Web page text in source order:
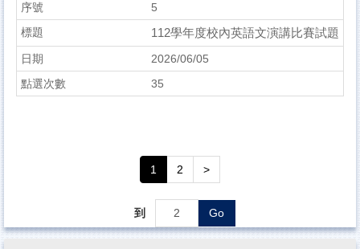
5
112學年度校內英語文演講比賽試題
2026/06/05
35
1 2 >
到 Go